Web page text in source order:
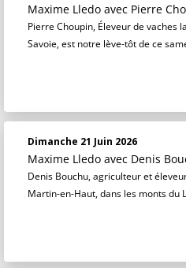
Maxime Lledo avec Pierre
Pierre Choupin, Éleveur de vaches
Savoie, est notre lève-tôt de ce
Dimanche 21 Juin 2026
Maxime Lledo avec Denis
Denis Bouchu, agriculteur et
Martin-en-Haut, dans les monts du